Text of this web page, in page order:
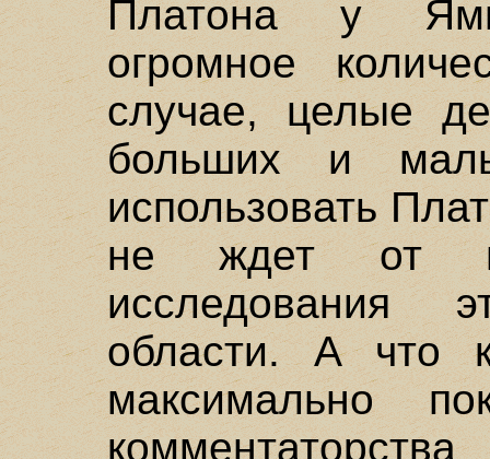
Платона у
огромное
случае, целые
больших и
использовать
не ждет от
исследования
области. А что
максимально